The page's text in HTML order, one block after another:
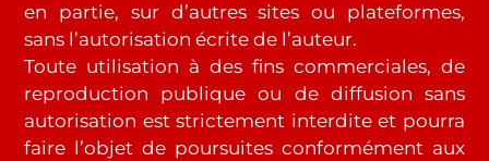
en partie, sur d’autres sites ou plateformes,
sans l’autorisation écrite de l’auteur.
Toute utilisation à des fins commerciales, de
reproduction publique ou de diffusion sans
autorisation est strictement interdite et pourra
faire l’objet de poursuites conformément aux